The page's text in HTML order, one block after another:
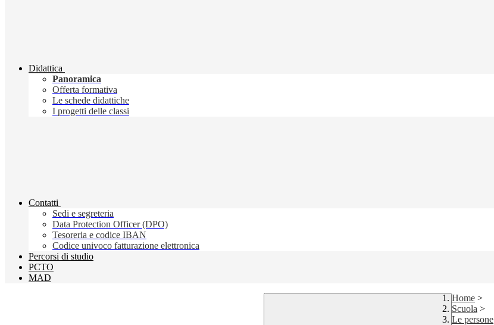
Didattica
Panoramica
Offerta formativa
Le schede didattiche
I progetti delle classi
Contatti
Sedi e segreteria
Data Protection Officer (DPO)
Tesoreria e codice IBAN
Codice univoco fatturazione elettronica
Percorsi di studio
PCTO
MAD
Home >
Scuola >
Le persone